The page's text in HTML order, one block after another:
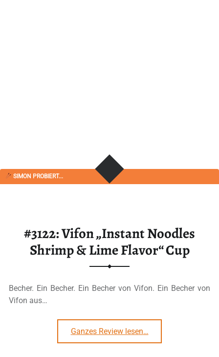
SIMON PROBIERT...
#3122: Vifon „Instant Noodles
Shrimp & Lime Flavor“ Cup
Becher. Ein Becher. Ein Becher von Vifon. Ein Becher von
Vifon aus…
Ganzes Review lesen“#3122: Vifon „Instant Noodles Shrimp & Lime Flavor“ Cup”
…